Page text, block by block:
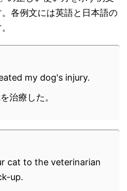
各例文には英語と日本語の
my dog's injury.
治療した。
cat to the veterinarian
up.